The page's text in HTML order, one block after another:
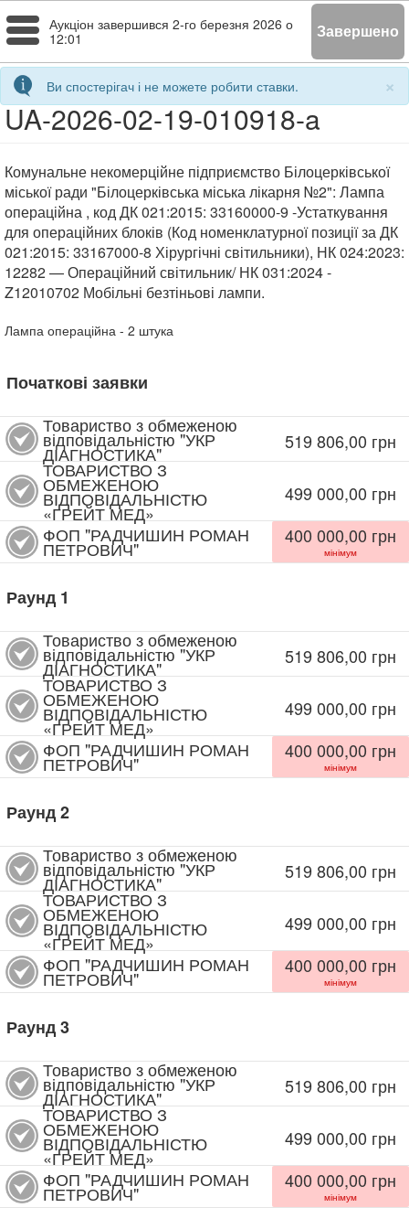
Toggle
navigation
Аукціон завершився 2-го березня 2026 о
12:01
Завершено
×
Ви спостерігач і не можете робити ставки.
UA-2026-02-19-010918-a
Комунальне некомерційне підприємство Білоцерківської
міської ради "Білоцерківська міська лікарня №2": Лампа
операційна , код ДК 021:2015: 33160000-9 -Устаткування
для операційних блоків (Код номенклатурної позиції за ДК
021:2015: 33167000-8 Хірургічні світильники), НК 024:2023:
12282 — Операційний світильник/ НК 031:2024 -
Z12010702 Мобільні безтіньові лампи.
Лампа операційна - 2 штука
Початкові заявки
Товариство з обмеженою
відповідальністю "УКР
ДІАГНОСТИКА"
519 806,00 грн
ТОВАРИСТВО З
ОБМЕЖЕНОЮ
ВІДПОВІДАЛЬНІСТЮ
«ГРЕЙТ МЕД»
499 000,00 грн
ФОП "РАДЧИШИН РОМАН
ПЕТРОВИЧ"
400 000,00 грн
мінімум
Раунд 1
Товариство з обмеженою
відповідальністю "УКР
ДІАГНОСТИКА"
519 806,00 грн
ТОВАРИСТВО З
ОБМЕЖЕНОЮ
ВІДПОВІДАЛЬНІСТЮ
«ГРЕЙТ МЕД»
499 000,00 грн
ФОП "РАДЧИШИН РОМАН
ПЕТРОВИЧ"
400 000,00 грн
мінімум
Раунд2
Товариство з обмеженою
відповідальністю "УКР
ДІАГНОСТИКА"
519 806,00 грн
ТОВАРИСТВО З
ОБМЕЖЕНОЮ
ВІДПОВІДАЛЬНІСТЮ
«ГРЕЙТ МЕД»
499 000,00 грн
ФОП "РАДЧИШИН РОМАН
ПЕТРОВИЧ"
400 000,00 грн
мінімум
Раунд3
Товариство з обмеженою
відповідальністю "УКР
ДІАГНОСТИКА"
519 806,00 грн
ТОВАРИСТВО З
ОБМЕЖЕНОЮ
ВІДПОВІДАЛЬНІСТЮ
«ГРЕЙТ МЕД»
499 000,00 грн
ФОП "РАДЧИШИН РОМАН
ПЕТРОВИЧ"
400 000,00 грн
мінімум